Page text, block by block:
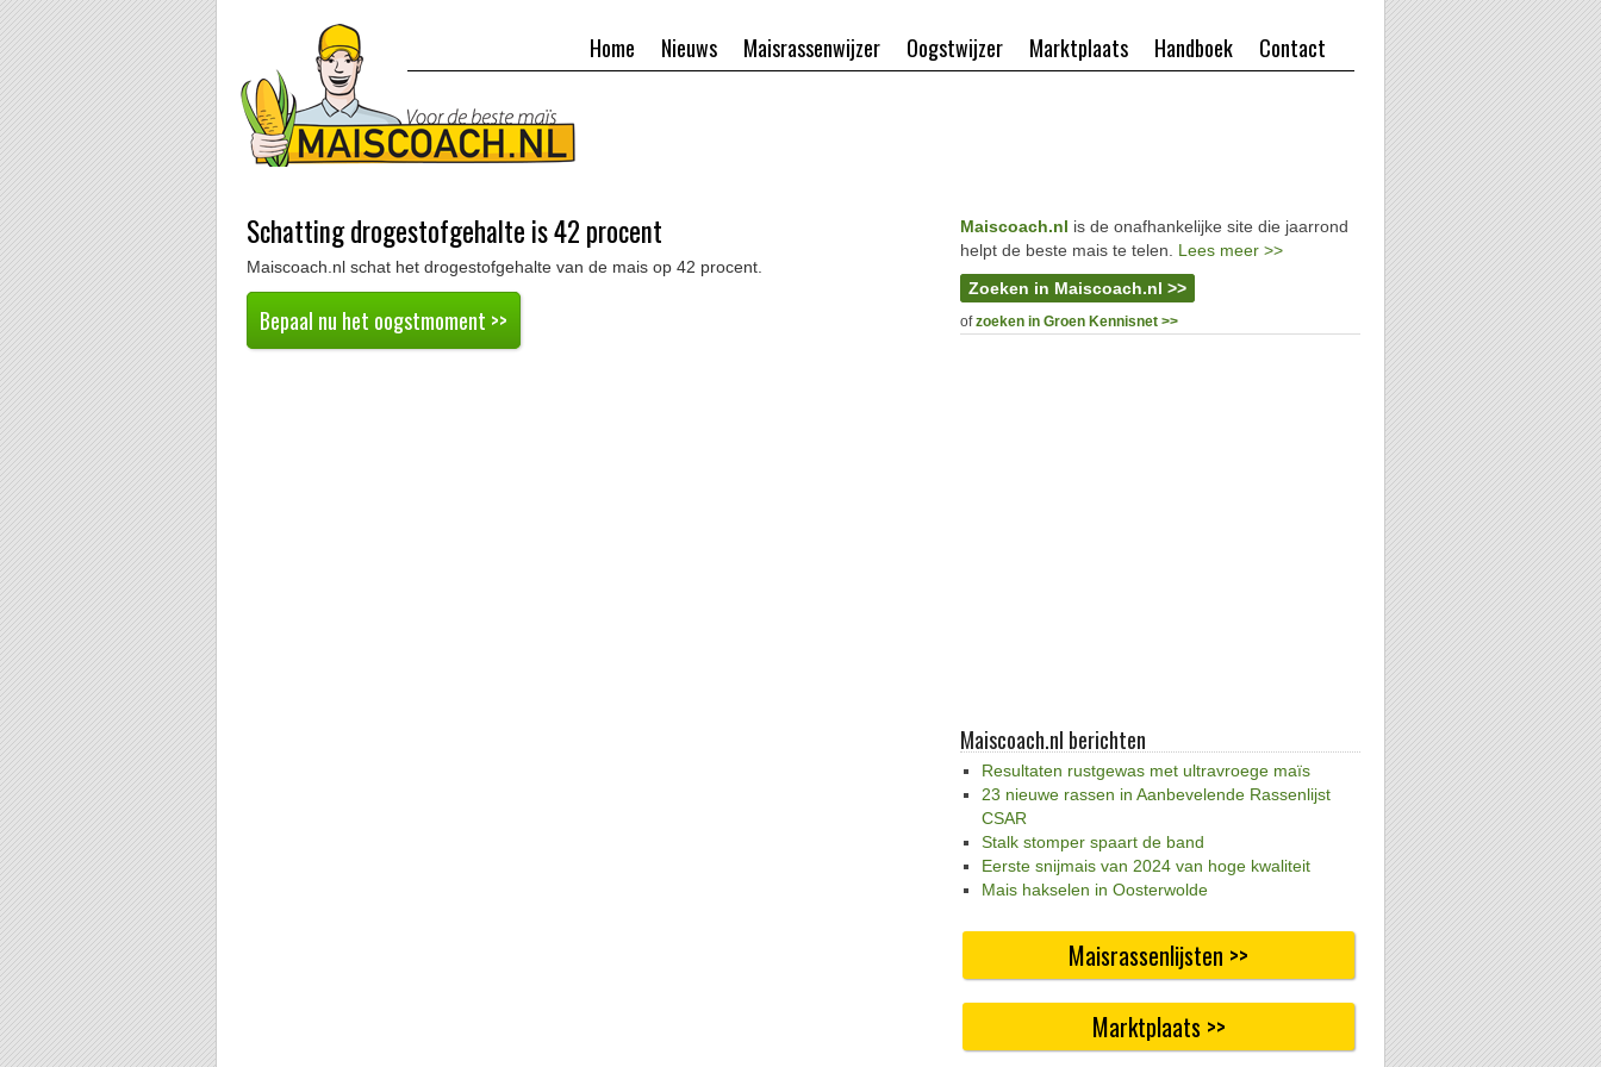
Contact
Handboek
Marktplaats
Oogstwijzer
Maisrassenwijzer
Nieuws
Home
Schatting drogestofgehalte is 42 procent
Maiscoach.nl schat het drogestofgehalte van de mais op 42 procent.
Bepaal nu het oogstmoment >>
Maiscoach.nl is de onafhankelijke site die jaarrond
helpt de beste mais te telen. Lees meer >>
Zoeken in Maiscoach.nl >>
ofzoeken in Groen Kennisnet >>
Maiscoach.nl berichten
Resultaten rustgewas met ultravroege maïs
23 nieuwe rassen in Aanbevelende Rassenlijst
CSAR
Stalk stomper spaart de band
Eerste snijmais van 2024 van hoge kwaliteit
Mais hakselen in Oosterwolde
Maisrassenlijsten >>
Marktplaats >>